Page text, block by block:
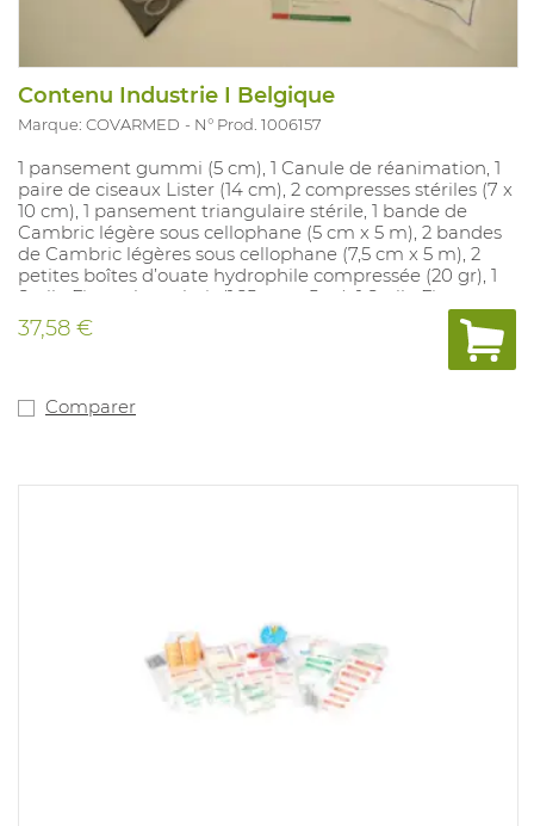
Contenu Industrie I Belgique
Marque: COVARMED N° Prod. 1006157
1 pansement gummi (5 cm), 1 Canule de réanimation, 1
paire de ciseaux Lister (14 cm), 2 compresses stériles (7 x
10 cm), 1 pansement triangulaire stérile, 1 bande de
Cambric légère sous cellophane (5 cm x 5 m), 2 bandes
de Cambric légères sous cellophane (7,5 cm x 5 m), 2
petites boîtes d’ouate hydrophile compressée (20 gr), 1
Stella Fix couleur chair (1,25 cm x 5 m), 1 Stella Fix
couleur chair (2,5 cm x 5 m), 1 petite boîte de Stella Plast(
6 cm x 1 m), 1 flacon Cedixidine 50ml. Premiers secours”
(texte officiel), 1 liste avec le contenu et les numéros de
37,58 €
Comparer